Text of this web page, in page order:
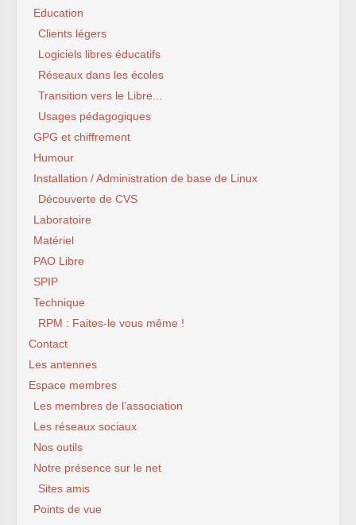
Education
Clients légers
Logiciels libres éducatifs
Réseaux dans les écoles
Transition vers le Libre...
Usages pédagogiques
GPG et chiffrement
Humour
Installation / Administration de base de Linux
Découverte de CVS
Laboratoire
Matériel
PAO Libre
SPIP
Technique
RPM : Faites-le vous même !
Contact
Les antennes
Espace membres
Les membres de l’association
Les réseaux sociaux
Nos outils
Notre présence sur le net
Sites amis
Points de vue